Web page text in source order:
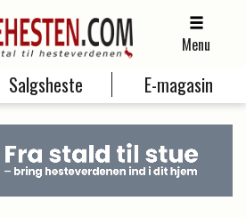
Menu
Salgsheste E-magasin